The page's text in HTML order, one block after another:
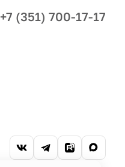
+7 (351) 700-17-17